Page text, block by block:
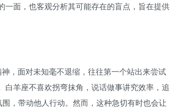
面，也客观分析其可能存在的盲点，旨在提供
，面对未知毫不退缩，往往第一个站出来尝试
羊座不喜欢拐弯抹角，说话做事讲究效率，追
，带动他人行动。然而，这种急切有时也会让